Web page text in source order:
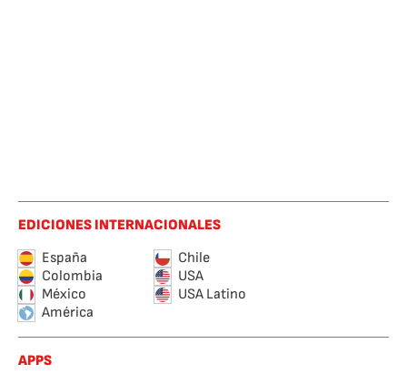
EDICIONES INTERNACIONALES
España
Chile
Colombia
USA
México
USA Latino
América
APPS